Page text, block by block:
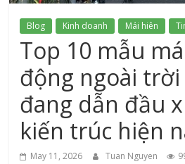
Blog Kinh doanh Mái hiên
Top 10 mẫu
động ngoài trời
đang dẫn đầu
kiến trúc hiện
May 11, 2026 Tuan Nguyen